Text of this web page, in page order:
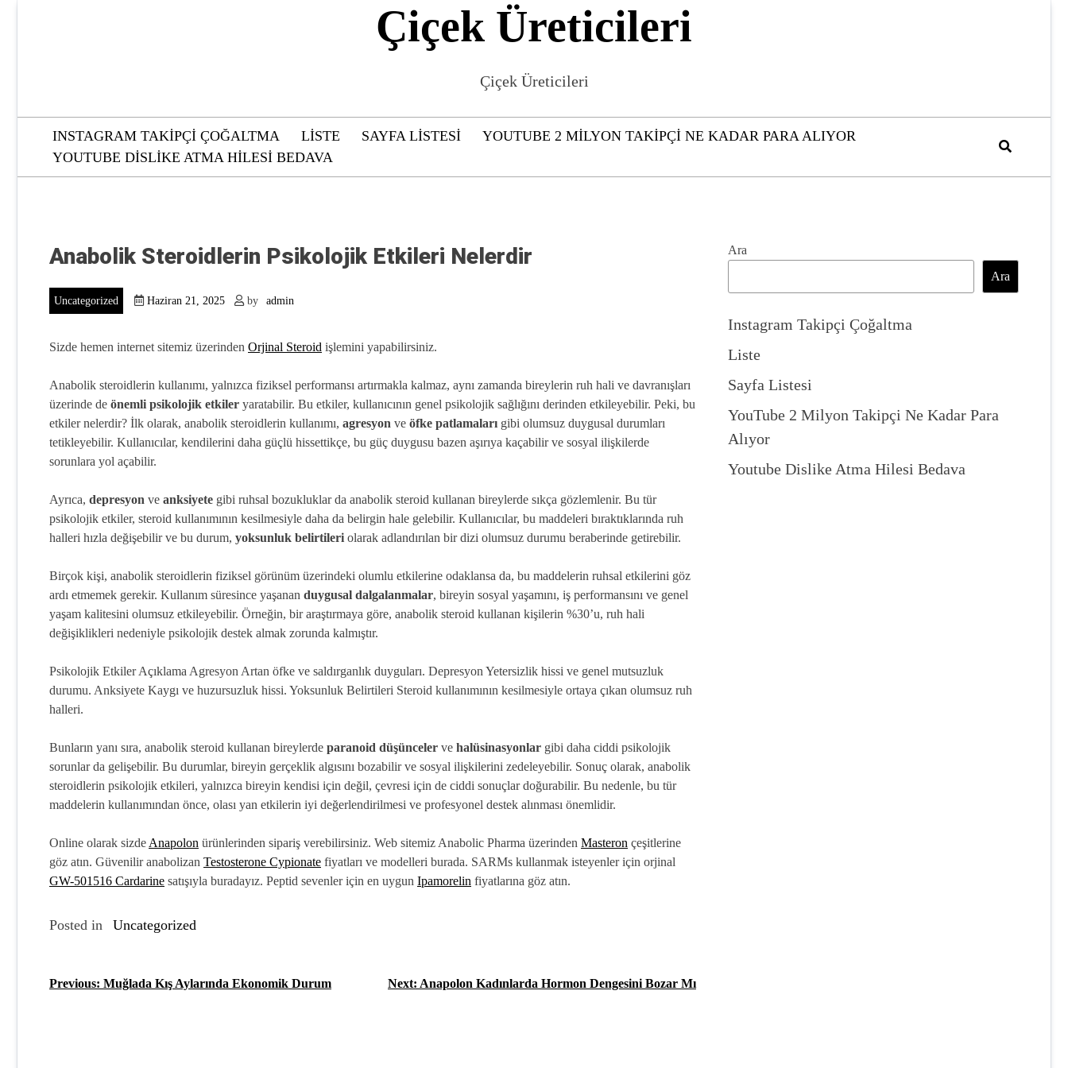
Çiçek Üreticileri
Çiçek Üreticileri
INSTAGRAM TAKIPÇI ÇOĞALTMA LISTE SAYFA LISTESI
YOUTUBE 2 MILYON TAKIPÇI NE KADAR PARA ALIYOR
YOUTUBE DISLIKE ATMA HILESI BEDAVA
Anabolik Steroidlerin Psikolojik Etkileri Nelerdir
Uncategorized Haziran 21, 2025 by admin
Sizde hemen internet sitemiz üzerinden Orjinal Steroid işlemini yapabilirsiniz.
Anabolik steroidlerin kullanımı, yalnızca fiziksel performansı artırmakla kalmaz, aynı zamanda bireylerin ruh hali ve davranışları
üzerinde de önemli psikolojik etkiler yaratabilir. Bu etkiler, kullanıcının genel psikolojik sağlığını derinden etkileyebilir. Peki, bu
etkiler nelerdir? İlk olarak, anabolik steroidlerin kullanımı, agresyon ve öfke patlamaları gibi olumsuz duygusal durumları
tetikleyebilir. Kullanıcılar, kendilerini daha güçlü hissettikçe, bu güç duygusu bazen aşırıya kaçabilir ve sosyal ilişkilerde
sorunlara yol açabilir.
Ayrıca, depresyon ve anksiyete gibi ruhsal bozukluklar da anabolik steroid kullanan bireylerde sıkça gözlemlenir. Bu tür
psikolojik etkiler, steroid kullanımının kesilmesiyle daha da belirgin hale gelebilir. Kullanıcılar, bu maddeleri bıraktıklarında ruh
halleri hızla değişebilir ve bu durum, yoksunluk belirtileri olarak adlandırılan bir dizi olumsuz durumu beraberinde getirebilir.
Birçok kişi, anabolik steroidlerin fiziksel görünüm üzerindeki olumlu etkilerine odaklansa da, bu maddelerin ruhsal etkilerini göz
ardı etmemek gerekir. Kullanım süresince yaşanan duygusal dalgalanmalar, bireyin sosyal yaşamını, iş performansını ve genel
yaşam kalitesini olumsuz etkileyebilir. Örneğin, bir araştırmaya göre, anabolik steroid kullanan kişilerin %30’u, ruh hali
değişiklikleri nedeniyle psikolojik destek almak zorunda kalmıştır.
Psikolojik Etkiler Açıklama Agresyon Artan öfke ve saldırganlık duyguları. Depresyon Yetersizlik hissi ve genel mutsuzluk
durumu. Anksiyete Kaygı ve huzursuzluk hissi. Yoksunluk Belirtileri Steroid kullanımının kesilmesiyle ortaya çıkan olumsuz ruh
halleri.
Bunların yanı sıra, anabolik steroid kullanan bireylerde paranoid düşünceler ve halüsinasyonlar gibi daha ciddi psikolojik
sorunlar da gelişebilir. Bu durumlar, bireyin gerçeklik algısını bozabilir ve sosyal ilişkilerini zedeleyebilir. Sonuç olarak, anabolik
steroidlerin psikolojik etkileri, yalnızca bireyin kendisi için değil, çevresi için de ciddi sonuçlar doğurabilir. Bu nedenle, bu tür
maddelerin kullanımından önce, olası yan etkilerin iyi değerlendirilmesi ve profesyonel destek alınması önemlidir.
Online olarak sizde Anapolon ürünlerinden sipariş verebilirsiniz. Web sitemiz Anabolic Pharma üzerinden Masteron çeşitlerine
göz atın. Güvenilir anabolizan Testosterone Cypionate fiyatları ve modelleri burada. SARMs kullanmak isteyenler için orjinal
GW-501516 Cardarine satışıyla buradayız. Peptid sevenler için en uygun Ipamorelin fiyatlarına göz atın.
Posted in Uncategorized
Y
Previous: Muğlada Kış Aylarında Ekonomik Durum Next: Anapolon Kadınlarda Hormon Dengesini Bozar Mı
Ara
Ara
Instagram Takipçi Çoğaltma
Liste
Sayfa Listesi
YouTube 2 Milyon Takipçi Ne Kadar Para
Alıyor
Youtube Dislike Atma Hilesi Bedava